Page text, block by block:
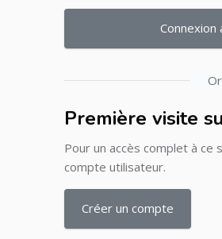
Connexion
Or
Première visite
Pour un accès complet à ce
compte utilisateur.
Créer un compte